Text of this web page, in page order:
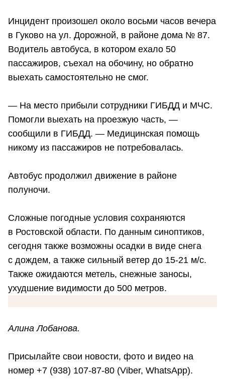
Инцидент произошел около восьми часов вечера
в Гуково на ул. Дорожной, в районе дома № 87.
Водитель автобуса, в котором ехало 50
пассажиров, съехал на обочину, но обратно
выехать самостоятельно не смог.
— На место прибыли сотрудники ГИБДД и МЧС.
Помогли выехать на проезжую часть, —
сообщили в ГИБДД. — Медицинская помощь
никому из пассажиров не потребовалась.
Автобус продолжил движение в районе
полуночи.
Сложные погодные условия сохраняются
в Ростовской области. По данным синоптиков,
сегодня также возможны осадки в виде снега
с дождем, а также сильный ветер до 15-21 м/с.
Также ожидаются метель, снежные заносы,
ухудшение видимости до 500 метров.
Алина Лобанова.
Присылайте свои новости, фото и видео на
номер +7 (938) 107-87-80 (Viber, WhatsApp).